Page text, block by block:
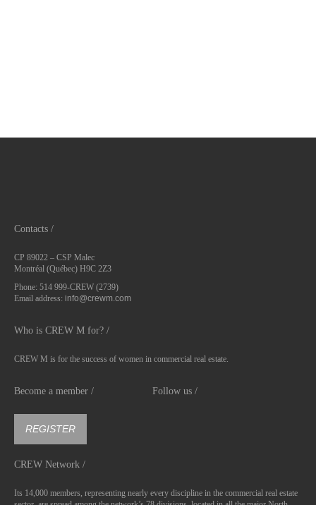
Contacts /
CP 89022 – CSP Malec
Montréal (Québec) H9C 2Z3
Phone: 514 999-CREW (2739)
Email address: info@crewm.com
Who is CREW M for? /
CREW M is for the success of women in commercial real estate.
Become a member /
REGISTER
Follow us /
CREW Network /
Its 14,000 members, representing nearly every discipline in the commercial real estate